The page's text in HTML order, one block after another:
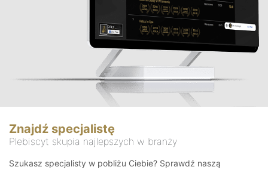
Znajdź specjalistę
Plebiscyt skupia najlepszych w branży
Szukasz specjalisty w pobliżu Ciebie? Sprawdź naszą